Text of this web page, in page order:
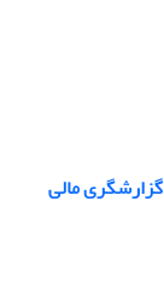
مالی